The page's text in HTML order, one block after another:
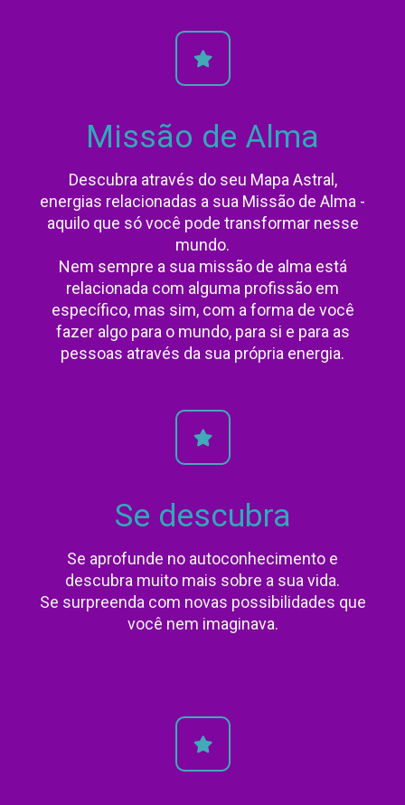
Missão de Alma
Descubra através do seu Mapa Astral,
energias relacionadas a sua Missão de Alma -
aquilo que só você pode transformar nesse
mundo.
Nem sempre a sua missão de alma está
relacionada com alguma profissão em
específico, mas sim, com a forma de você
fazer algo para o mundo, para si e para as
pessoas através da sua própria energia.
Se descubra
Se aprofunde no autoconhecimento e
descubra muito mais sobre a sua vida.
Se surpreenda com novas possibilidades que
você nem imaginava.